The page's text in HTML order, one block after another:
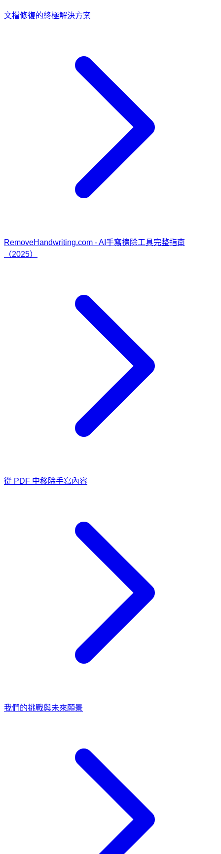
文檔修復的終極解決方案
RemoveHandwriting.com - AI手寫擦除工具完整指南
（2025）
從 PDF 中移除手寫內容
我們的挑戰與未來願景